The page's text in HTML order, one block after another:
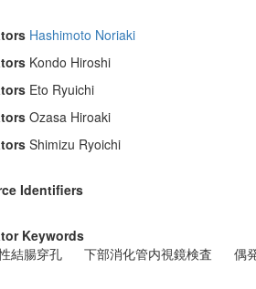
Hashimoto Noriaki
Kondo Hiroshi
Eto Ryuichi
Ozasa Hiroaki
Shimizu Ryoichi
Identifiers
Keywords
結腸穿孔
下部消化管内視鏡検査 偶